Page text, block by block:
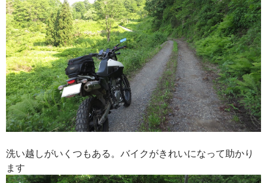
洗い越しがいくつもある。バイクがきれいになって助かり
ます